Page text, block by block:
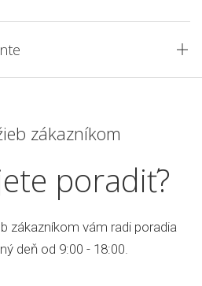
zákazníkom
poradiť?
zákazníkom vám radi poradia
deň od 9:00 - 18:00.